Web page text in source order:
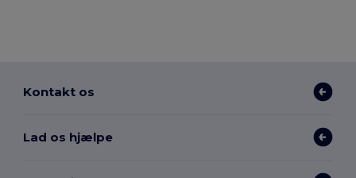
Kontakt os
Lad os hjælpe